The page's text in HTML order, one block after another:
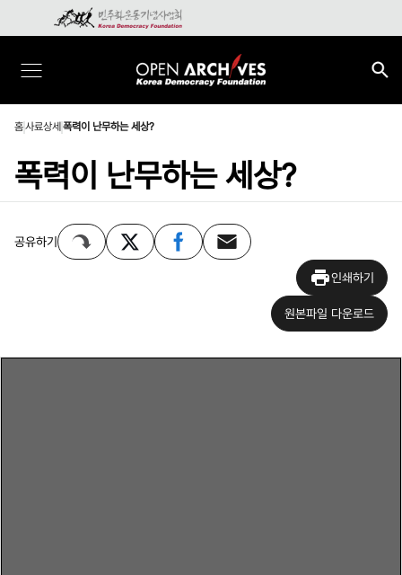
홈사료상세 폭력이 난무하는 세상?
폭력이 난무하는 세상?
공유하기
인쇄하기
원본파일 다운로드